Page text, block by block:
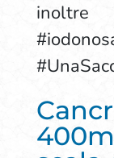
inoltre